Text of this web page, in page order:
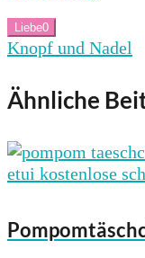
Liebe0
Knopf und Nadel
Ähnliche